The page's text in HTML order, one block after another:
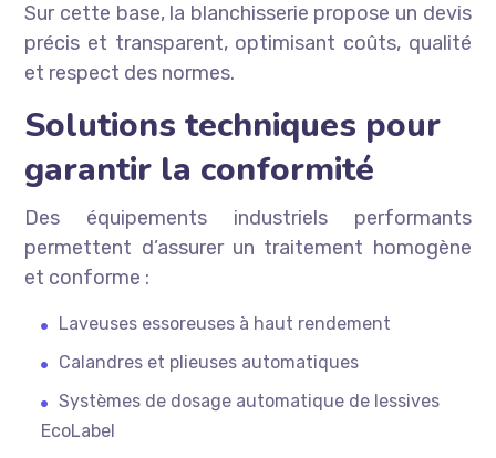
Sur cette base, la blanchisserie propose un devis
précis et transparent, optimisant coûts, qualité
et respect des normes.
Solutions techniques pour
garantir la conformité
Des équipements industriels performants
permettent d’assurer un traitement homogène
et conforme :
Laveuses essoreuses à haut rendement
Calandres et plieuses automatiques
Systèmes de dosage automatique de lessives
EcoLabel